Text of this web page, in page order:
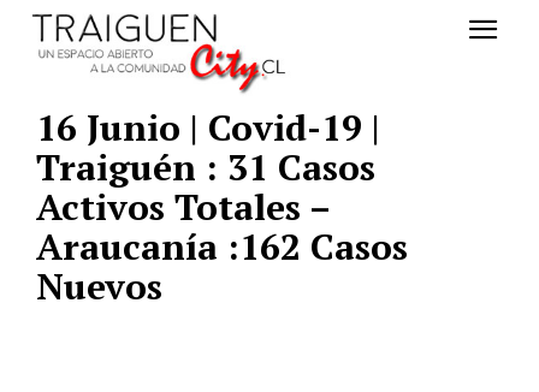
16 Junio | Covid-19 |
Traiguén : 31 Casos
Activos Totales –
Araucanía :162 Casos
Nuevos